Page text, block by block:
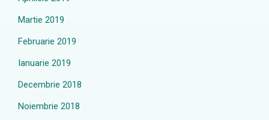
Martie 2019
Februarie 2019
Ianuarie 2019
Decembrie 2018
Noiembrie 2018